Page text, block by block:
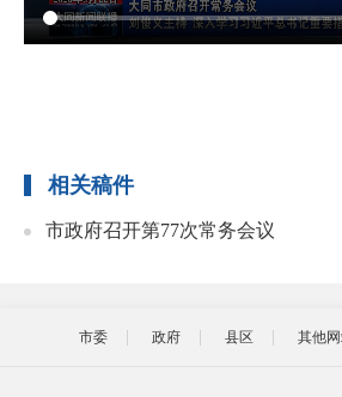
相关稿件
市政府召开第77次常务会议
市委 政府 县区 其他